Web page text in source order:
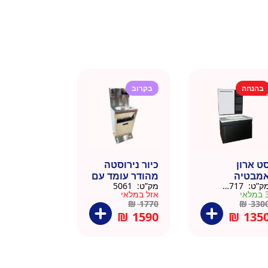
בהנחה
ארון
שחור
סמ
₪
₪
בקרוב
כיור נירוסטה
מהודר עומד עם
פח אשפה
ברצלונה
מק”ט:
אזל במלאי
₪1770
₪ 1590